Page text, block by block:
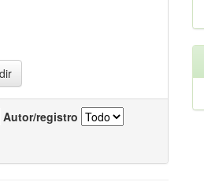
Autor/registro